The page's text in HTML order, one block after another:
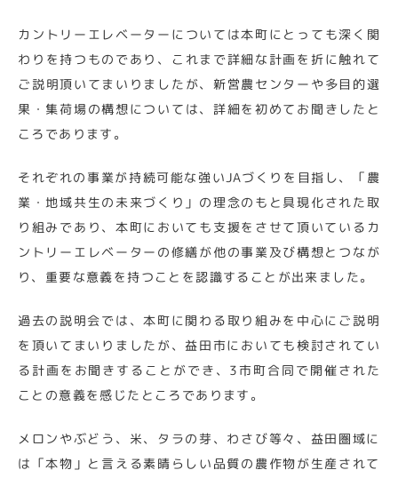
カントリーエレベーターについては本町にとっても深く関
わりを持つものであり、これまで詳細な計画を折に触れて
ご説明頂いてまいりましたが、新営農センターや多目的選
果・集荷場の構想については、詳細を初めてお聞きしたと
ころであります。
それぞれの事業が持続可能な強いJAづくりを目指し、「農
業・地域共生の未来づくり」の理念のもと具現化された取
り組みであり、本町においても支援をさせて頂いているカ
ントリーエレベーターの修繕が他の事業及び構想とつなが
り、重要な意義を持つことを認識することが出来ました。
過去の説明会では、本町に関わる取り組みを中心にご説明
を頂いてまいりましたが、益田市においても検討されてい
る計画をお聞きすることができ、3市町合同で開催された
ことの意義を感じたところであります。
メロンやぶどう、米、タラの芽、わさび等々、益田圏域に
は「本物」と言える素晴らしい品質の農作物が生産されて